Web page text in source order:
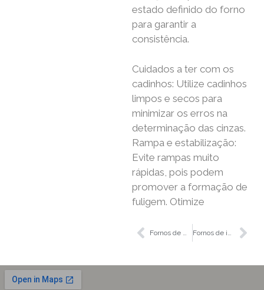
estado definido do forno
para garantir a
consistência.
Cuidados a ter com os
cadinhos: Utilize cadinhos
limpos e secos para
minimizar os erros na
determinação das cinzas.
Rampa e estabilização:
Evite rampas muito
rápidas, pois podem
promover a formação de
fuligem. Otimize
Fornos de mufla até 1100 °C ou 1200 °C Fornos de incineração com tratamento integrado dos gases de escape até 1100 °C